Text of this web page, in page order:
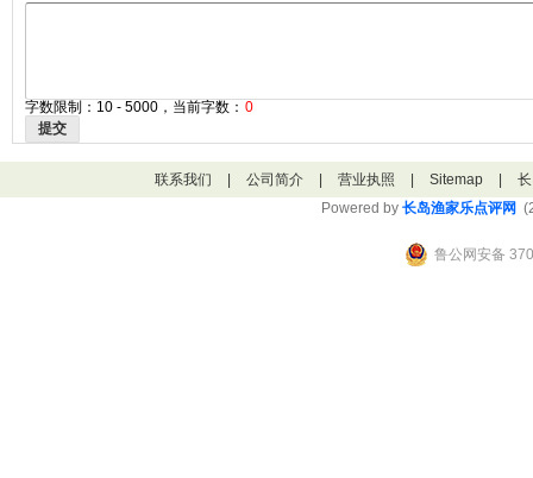
字数限制：10 - 5000，当前字数： 0
提交
联系我们 公司简介 营业执照 Sitemap
Powered by 长岛渔家乐点评网
鲁公网安备